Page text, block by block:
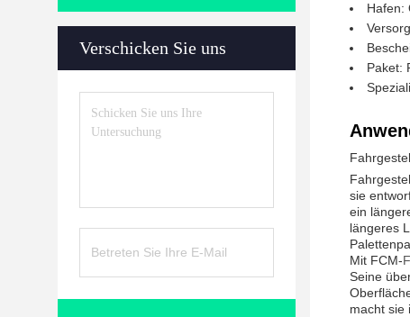
Verschicken Sie uns
Hafen:
Paket:
sie
ein
längeres
Mit FCM-
Seine
macht sie